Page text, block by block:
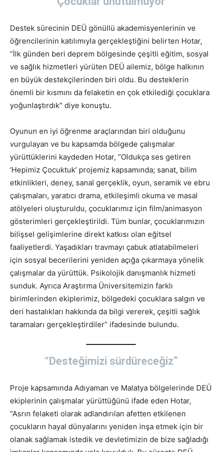
Destek sürecinin DEÜ gönüllü akademisyenlerinin ve
öğrencilerinin katılımıyla gerçekleştiğini belirten Hotar,
“İlk günden beri deprem bölgesinde çeşitli eğitim, sosyal
ve sağlık hizmetleri yürüten DEÜ ailemiz, bölge halkının
en büyük destekçilerinden biri oldu. Bu desteklerin
önemli bir kısmını da felaketin en çok etkilediği çocuklara
yoğunlaştırdık” diye konuştu.
Oyunun en iyi öğrenme araçlarından biri olduğunu
vurgulayan ve bu kapsamda bölgede çalışmalar
yürüttüklerini kaydeden Hotar, “Oldukça ses getiren
‘Hepimiz Çocuktuk’ projemiz kapsamında; sanat, bilim
etkinlikleri, deney, sanal gerçeklik, oyun, seramik ve ebru
çalışmaları, yaratıcı drama, etkileşimli okuma ve masal
atölyeleri oluşturuldu, çocuklarımız için film/animasyon
gösterimleri gerçekleştirildi. Tüm bunlar, çocuklarımızın
bilişsel gelişimlerine direkt katkısı olan eğitsel
faaliyetlerdi. Yaşadıkları travmayı çabuk atlatabilmeleri
için sosyal becerilerini yeniden açığa çıkarmaya yönelik
çalışmalar da yürüttük. Psikolojik danışmanlık hizmeti
sunduk. Ayrıca Araştırma Üniversitemizin farklı
birimlerinden ekiplerimiz, bölgedeki çocuklara salgın ve
deri hastalıkları hakkında da bilgi vererek, çeşitli sağlık
taramaları gerçekleştirdiler” ifadesinde bulundu.
“Desteğimizi sürdüreceğiz”
Proje kapsamında Adıyaman ve Malatya bölgelerinde DEÜ
ekiplerinin çalışmalar yürüttüğünü ifade eden Hotar,
“Asrın felaketi olarak adlandırılan afetten etkilenen
çocukların hayal dünyalarını yeniden inşa etmek için bir
olanak sağlamak istedik ve devletimizin de bize sağladığı